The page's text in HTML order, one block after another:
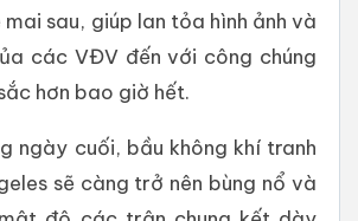
sau, giúp lan tỏa hình ảnh và
các VĐV đến với công chúng
hơn bao giờ hết.
ngày cuối, bầu không khí tranh
sẽ càng trở nên bùng nổ và